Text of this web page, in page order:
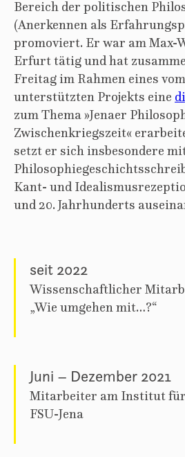
Bereich der politischen
(Anerkennen als
promoviert. Er war am Max-
Erfurt tätig und hat
Freitag im Rahmen eines
unterstützten Projekts eine
zum Thema »Jenaer
Zwischenkriegszeit«
setzt er sich insbesondere
Kant- und
und 20. Jahrhunderts
seit 2022
Wissenschaftlicher
„Wie umgehen mit…?“
Juni – Dezember 2021
Mitarbeiter am Institut
FSU-Jena